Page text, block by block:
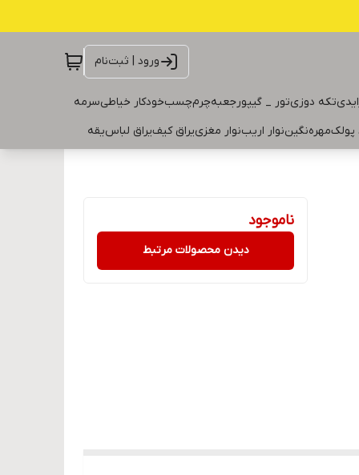
ورود | ثبت‌نام
تکه دوزیتور _ گیپورجعبهچرمچسبخودکار خیاطیسرمه
پولکمهرهنگیننوار اریبنوار مغزییراق کیفیراق لباسیقه
ناموجود
دیدن محصولات مرتبط